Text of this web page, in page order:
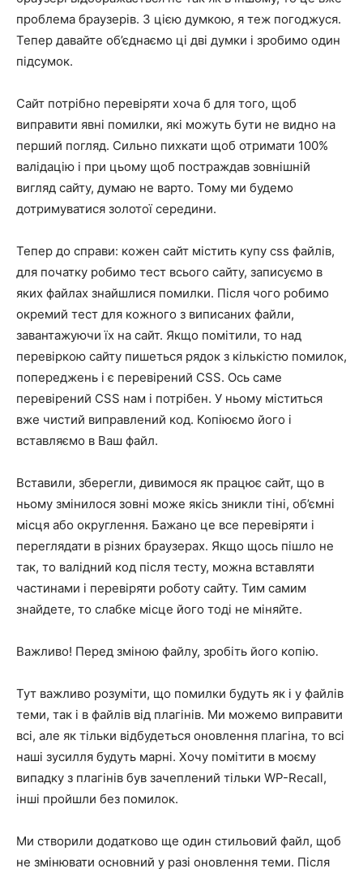
проблема браузерів. З цією думкою, я теж погоджуся.
Тепер давайте об’єднаємо ці дві думки і зробимо один
підсумок.
Сайт потрібно перевіряти хоча б для того, щоб
виправити явні помилки, які можуть бути не видно на
перший погляд. Сильно пихкати щоб отримати 100%
валідацію і при цьому щоб постраждав зовнішній
вигляд сайту, думаю не варто. Тому ми будемо
дотримуватися золотої середини.
Тепер до справи: кожен сайт містить купу css файлів,
для початку робимо тест всього сайту, записуємо в
яких файлах знайшлися помилки. Після чого робимо
окремий тест для кожного з виписаних файли,
завантажуючи їх на сайт. Якщо помітили, то над
перевіркою сайту пишеться рядок з кількістю помилок,
попереджень і є перевірений CSS. Ось саме
перевірений CSS нам і потрібен. У ньому міститься
вже чистий виправлений код. Копіюємо його і
вставляємо в Ваш файл.
Вставили, зберегли, дивимося як працює сайт, що в
ньому змінилося зовні може якісь зникли тіні, об’ємні
місця або округлення. Бажано це все перевіряти і
переглядати в різних браузерах. Якщо щось пішло не
так, то валідний код після тесту, можна вставляти
частинами і перевіряти роботу сайту. Тим самим
знайдете, то слабке місце його тоді не міняйте.
Важливо! Перед зміною файлу, зробіть його копію.
Тут важливо розуміти, що помилки будуть як і у файлів
теми, так і в файлів від плагінів. Ми можемо виправити
всі, але як тільки відбудеться оновлення плагіна, то всі
наші зусилля будуть марні. Хочу помітити в моєму
випадку з плагінів був зачеплений тільки WP-Recall,
інші пройшли без помилок.
Ми створили додатково ще один стильовий файл, щоб
не змінювати основний у разі оновлення теми. Після